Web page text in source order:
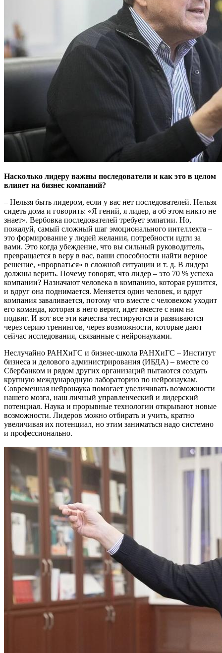
Насколько лидеру важны последователи и как это в целом
влияет на бизнес компаний?
– Нельзя быть лидером, если у вас нет последователей. Нельзя
сидеть дома и говорить: «Я гений, я лидер, а об этом никто не
знает». Вербовка последователей требует эмпатии. Но,
пожалуй, самый сложный шаг эмоционального интеллекта –
это формирование у людей желания, потребности идти за
вами. Это когда убеждение, что вы сильный руководитель,
превращается в веру в вас, ваши способности найти верное
решение, «прорваться» в сложной ситуации и т. д. В лидера
должны верить. Почему говорят, что лидер – это 70 % успеха
компании? Назначают человека в компанию, которая рушится,
и вдруг она поднимается. Меняется один человек, и вдруг
компания заваливается, потому что вместе с человеком уходит
его команда, которая в него верит, идет вместе с ним на
подвиг. И вот все эти качества тестируются и развиваются
через серию тренингов, через возможности, которые дают
сейчас исследования, связанные с нейронауками.
Неслучайно РАНХиГС и бизнес-школа РАНХиГС – Институт
бизнеса и делового администрирования (ИБДА) – вместе со
Сбербанком и рядом других организаций пытаются создать
крупную международную лабораторию по нейронаукам.
Современная нейронаука помогает увеличивать возможности
нашего мозга, наш личный управленческий и лидерский
потенциал. Наука и прорывные технологии открывают новые
возможности. Лидеров можно отбирать и учить, кратно
увеличивая их потенциал, но этим заниматься надо системно
и профессионально.